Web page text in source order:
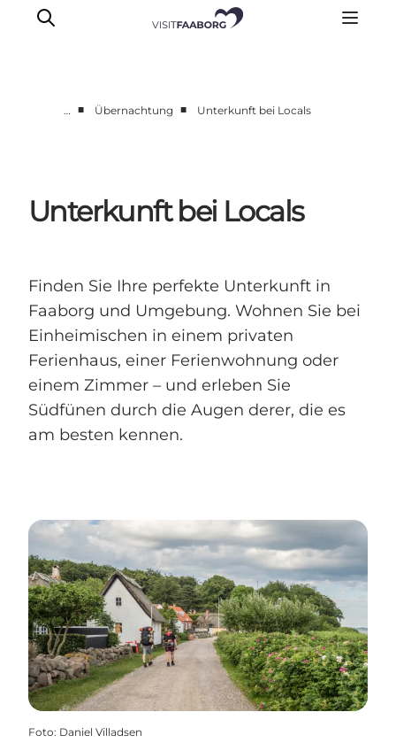
Erlebnisse
Inselhüpfen
Kalender
… ■ Übernachtung ■ Unterkunft bei Locals
Unterkunft bei Locals
Finden Sie Ihre perfekte Unterkunft in
Faaborg und Umgebung. Wohnen Sie bei
Einheimischen in einem privaten
Ferienhaus, einer Ferienwohnung oder
einem Zimmer – und erleben Sie
Südfünen durch die Augen derer, die es
am besten kennen.
Foto: Daniel Villadsen